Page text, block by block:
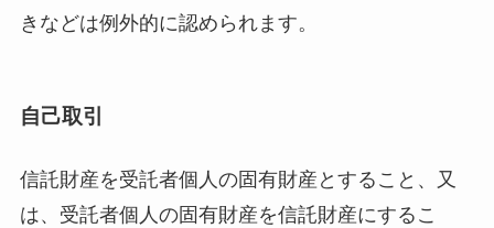
きなどは例外的に認められます。
自己取引
信託財産を受託者個人の固有財産とすること、又
は、受託者個人の固有財産を信託財産にするこ